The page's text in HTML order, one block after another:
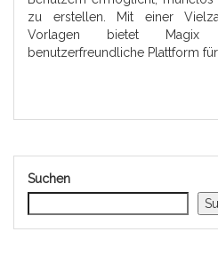
zu erstellen. Mit einer
Vorlagen bietet
benutzerfreundliche Plattform
Suchen